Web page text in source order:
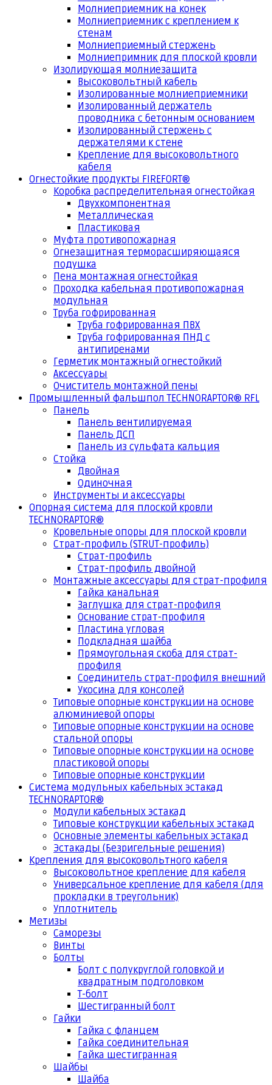
Молниеприемник на конек
Молниеприемник с креплением к
стенам
Молниеприемный стержень
Молниепримник для плоской кровли
Изолирующая молниезащита
Высоковольтный кабель
Изолированные молниеприемники
Изолированный держатель
проводника с бетонным основанием
Изолированный стержень с
держателями к стене
Крепление для высоковольтного
кабеля
Огнестойкие продукты FIREFORT®
Коробка распределительная огнестойкая
Двухкомпонентная
Металлическая
Пластиковая
Муфта противопожарная
Огнезащитная терморасширяющаяся
подушка
Пена монтажная огнестойкая
Проходка кабельная противопожарная
модульная
Труба гофрированная
Труба гофрированная ПВХ
Труба гофрированная ПНД с
антипиренами
Герметик монтажный огнестойкий
Аксессуары
Очиститель монтажной пены
Промышленный фальшпол TECHNORAPTOR® RFL
Панель
Панель вентилируемая
Панель ДСП
Панель из сульфата кальция
Стойка
Двойная
Одиночная
Инструменты и аксессуары
Опорная система для плоской кровли
TECHNORAPTOR®
Кровельные опоры для плоской кровли
Страт-профиль (STRUT-профиль)
Страт-профиль
Страт-профиль двойной
Монтажные аксессуары для страт-профиля
Гайка канальная
Заглушка для страт-профиля
Основание страт-профиля
Пластина угловая
Подкладная шайба
Прямоугольная скоба для страт-
профиля
Соединитель страт-профиля внешний
Укосина для консолей
Типовые опорные конструкции на основе
алюминиевой опоры
Типовые опорные конструкции на основе
стальной опоры
Типовые опорные конструкции на основе
пластиковой опоры
Типовые опорные конструкции
Система модульных кабельных эстакад
TECHNORAPTOR®
Модули кабельных эстакад
Типовые конструкции кабельных эстакад
Основные элементы кабельных эстакад
Эстакады (Безригельные решения)
Крепления для высоковольтного кабеля
Высоковольтное крепление для кабеля
Универсальное крепление для кабеля (для
прокладки в треугольник)
Уплотнитель
Метизы
Саморезы
Винты
Болты
Болт с полукруглой головкой и
квадратным подголовком
Т-болт
Шестигранный болт
Гайки
Гайка с фланцем
Гайка соединительная
Гайка шестигранная
Шайбы
Шайба